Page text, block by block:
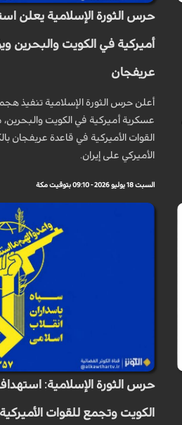
حرس الثورة الإسلامية يعلن
أميركية في الكويت والبحرين
عريفجان
أعلن حرس الثورة الإسلامية تنفيذ
عسكرية أميركية في الكويت
القوات الأميركية في قاعدة عريفجان
الأميركي على إيران.
السبت 18 يوليو 2026 - 09:10 بتوقيت مكة
حرس الثورة الإسلامية:
الكويت وتجمع للقوات